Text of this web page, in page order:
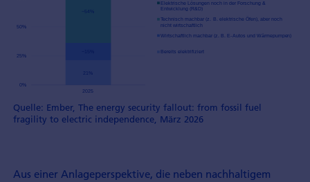
Quelle: Ember, The energy security fallout: from fossil fuel
fragility to electric independence, März 2026
Aus einer Anlageperspektive, die neben nachhaltigem